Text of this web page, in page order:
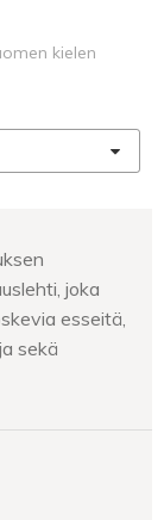
kielen
joka
esseitä,
sekä